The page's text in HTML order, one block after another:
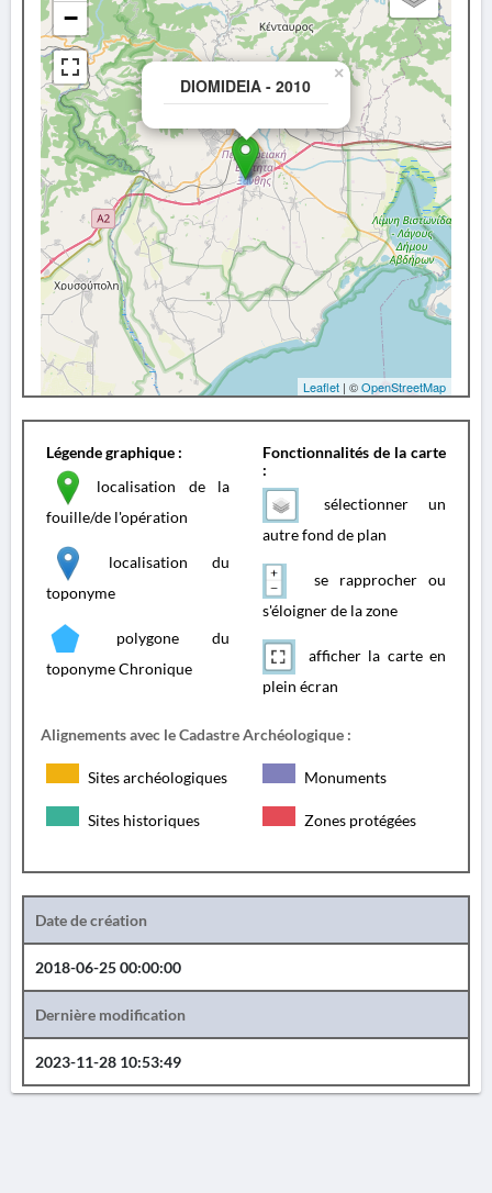
DIOMIDEIA - 2010
×
−
Leaflet | ©OpenStreetMap
Légende graphique :
localisation de la
fouille/de l'opération
localisation du
toponyme
polygone du
toponyme Chronique
Fonctionnalités de la carte
:
sélectionner un
autre fond de plan
se rapprocher ou
s'éloigner de la zone
afficher la carte en
plein écran
Alignements avec le Cadastre Archéologique :
Sites archéologiques Monuments
Sites historiques Zones protégées
Date de création
2018-06-25 00:00:00
Dernière modification
2023-11-28 10:53:49